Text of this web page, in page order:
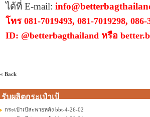
ได้ที่E-mail:
โทร081-7019493, 081-7019298, 086-
ID: @betterbagthailand หรือ
« Back
รับผลิตกระเป๋าเป้
กระเป๋าเป้สะพายหลัง bbt-4-26-02